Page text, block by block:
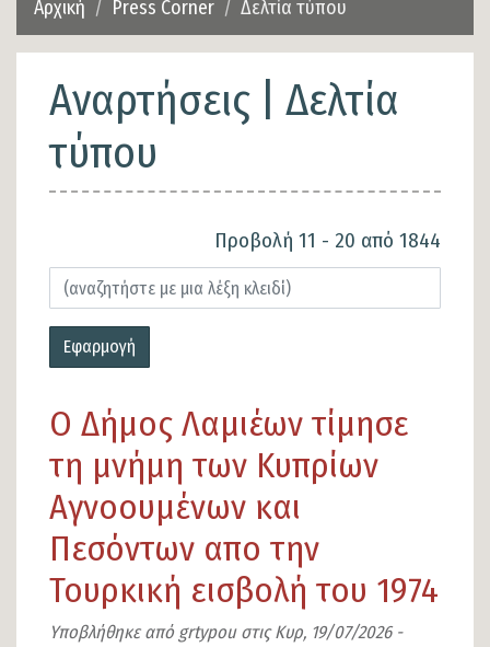
Αρχική Press Corner Δελτία τύπου
Αναρτήσεις | Δελτία
τύπου
Προβολή 11 - 20 από 1844
Εφαρμογή
Ο Δήμος Λαμιέων τίμησε
τη μνήμη των Κυπρίων
Αγνοουμένων και
Πεσόντων απο την
Τουρκική εισβολή του 1974
Υποβλήθηκε από grtypouστιςΚυρ, 19/07/2026 -